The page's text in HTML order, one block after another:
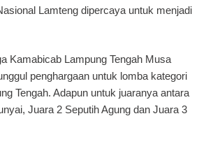
Lamteng dipercaya untuk menjadi
Kamabicab Lampung Tengah Musa
penghargaan untuk lomba kategori
Tengah. Adapun untuk juaranya antara
Juara 2 Seputih Agung dan Juara 3